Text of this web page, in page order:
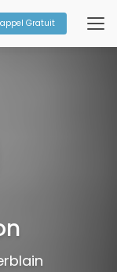
Gratuit